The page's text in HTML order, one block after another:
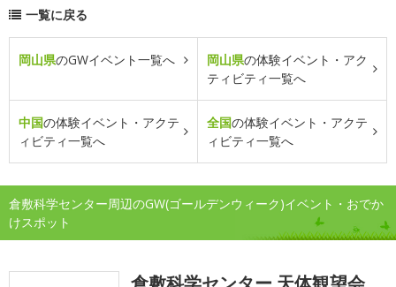
一覧に戻る
岡山県のGWイベント一覧へ 岡山県の体験イベント・アク
ティビティ一覧へ
中国の体験イベント・アクテ
ィビティ一覧へ
全国の体験イベント・アクテ
ィビティ一覧へ
倉敷科学センター周辺のGW(ゴールデンウィーク)イベント・おでか
けスポット